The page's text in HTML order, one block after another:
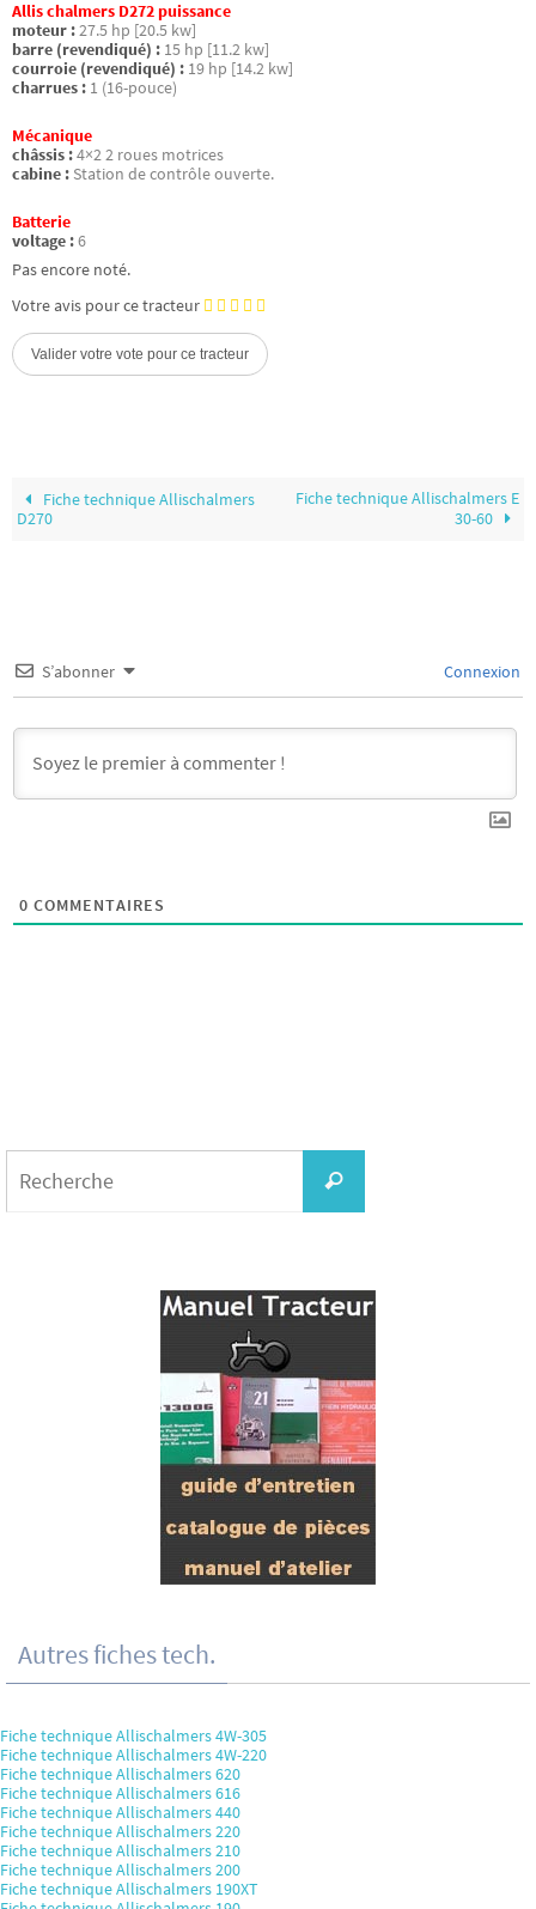
Allis chalmers D272 puissance
moteur :27.5 hp [20.5 kw]
barre (revendiqué) : 15 hp [11.2 kw]
courroie (revendiqué) : 19 hp [14.2 kw]
charrues : 1 (16-pouce)
Mécanique
châssis :4×2 2 roues motrices
cabine : Station de contrôle ouverte.
Batterie
voltage :6
Pas encore noté.
Votre avis pour ce tracteur
Fiche technique Allischalmers
D270
Fiche technique Allischalmers E
30-60
S’abonner Connexion
0 COMMENTAIRES
Recherche
Autres fiches tech.
Fiche technique Allischalmers 4W-305
Fiche technique Allischalmers 4W-220
Fiche technique Allischalmers 620
Fiche technique Allischalmers 616
Fiche technique Allischalmers 440
Fiche technique Allischalmers 220
Fiche technique Allischalmers 210
Fiche technique Allischalmers 200
Fiche technique Allischalmers 190XT